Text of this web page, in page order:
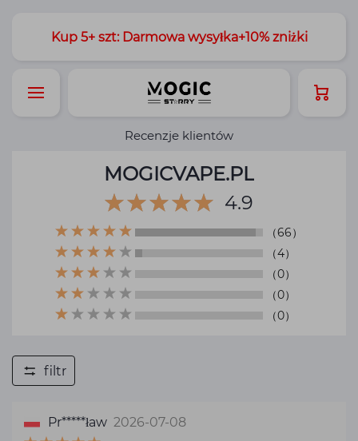
Kup 5+ szt: Darmowa wysyłka+10% zniżki
Recenzje klientów
MOGICVAPE.PL
4.9
（66）
（4）
（0）
（0）
（0）
filtr
Pr*****ław 2026-07-08